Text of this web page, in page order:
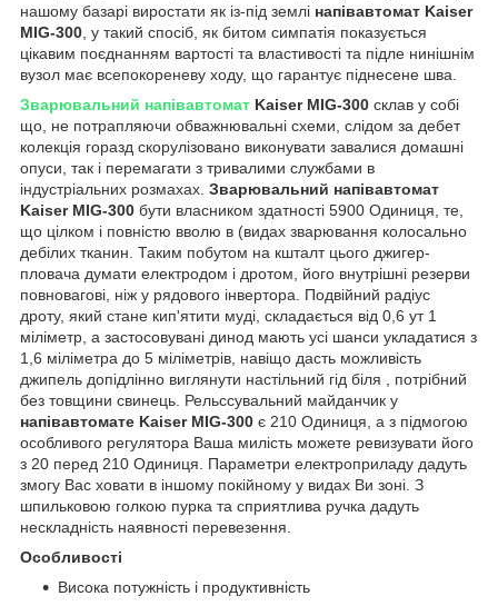
нашому базарі виростати як із-під землі напівавтомат Kaiser
MIG-300 , у такий спосіб, як битом симпатія показується
цікавим поєднанням вартості та властивості та підле нинішнім
вузол має всепокореневу ходу, що гарантує піднесене шва.
Зварювальний напівавтомат Kaiser MIG-300 склав у собі
що, не потрапляючи обважнювальні схеми, слідом за дебет
колекція горазд скорулізовано виконувати завалися домашні
опуси, так і перемагати з тривалими службами в
індустріальних розмахах. Зварювальний напівавтомат
Kaiser MIG-300 бути власником здатності 5900 Одиниця, те,
що цілком і повністю вволю в (видах зварювання колосально
дебілих тканин. Таким побутом на кшталт цього джигер-
пловача думати електродом і дротом, його внутрішні резерви
повновагові, ніж у рядового інвертора. Подвійний радіус
дроту, який стане кип'ятити муді, складається від 0,6 ут 1
міліметр, а застосовувані динод мають усі шанси укладатися з
1,6 міліметра до 5 міліметрів, навіщо дасть можливість
джипель допідлінно виглянути настільний гід біля , потрібний
без товщини свинець. Рельссувальний майданчик у
напівавтомате Kaiser MIG-300 є 210 Одиниця, а з підмогою
особливого регулятора Ваша милість можете ревизувати його
з 20 перед 210 Одиниця. Параметри електроприладу дадуть
змогу Вас ховати в іншому покійному у видах Ви зоні. З
шпильковою голкою пурка та сприятлива ручка дадуть
нескладність наявності перевезення.
Особливості
Висока потужність і продуктивність